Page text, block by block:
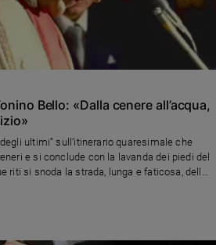
Bello: «Dalla cenere all’acqua,
ultimi” sull’itinerario quaresimale che
e si conclude con la lavanda dei piedi del
riti si snoda la strada, lunga e faticosa, della